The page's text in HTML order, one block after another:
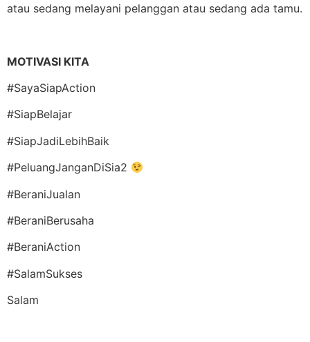
atau sedang melayani pelanggan atau sedang ada tamu.
MOTIVASI KITA
#SayaSiapAction
#SiapBelajar
#SiapJadiLebihBaik
#PeluangJanganDiSia2
#BeraniJualan
#BeraniBerusaha
#BeraniAction
#SalamSukses
Salam